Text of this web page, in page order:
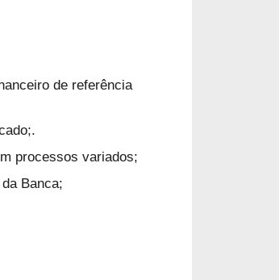
de referência
processos variados;
Banca;